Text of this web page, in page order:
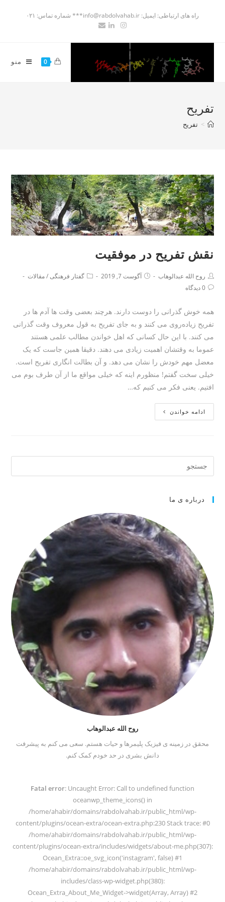
راه های ارتباطی: ایمیل: info@rabdolvahab.ir*** شماره تماس: ۰۲۱
0 منو
تفریح
> تفریح
نقش تفریح در موفقیت
روح الله عبدالوهاب آگوست 7, 2019 گفتار فرهنگی / مقالات
0 دیدگاه
همه خوش گذرانی را دوست دارند. هرچند بعضی وقت ها آدم ها در
تفریح زیاده‌روی می کنند و به جای تفریح به قول معروف وقت گذرانی
می کنند. با این حال کسانی که اهل خواندن مطالب علمی هستند
عموما به وقتشان اهمیت زیادی می دهند. دقیقا همین جاست که یک
معضل مهم خودش را نشان می دهد. و آن بطالت انگاری تفریح است.
خیلی سخت گفتم! منظورم اینه که خیلی مواقع ما از آن طرف بوم می
افتیم. یعنی فکر می کنیم که…
ادامه خواندن
درباره ی ما
روح الله عبدالوهاب
محقق در زمینه ی فیزیک پلیمرها و حیات هستم. سعی می کنم به پیشرفت
دانش بشری در حد خودم کمک کنم.
Fatal error: Uncaught Error: Call to undefined function
oceanwp_theme_icons() in
/home/ahabir/domains/rabdolvahab.ir/public_html/wp-
content/plugins/ocean-extra/ocean-extra.php:230 Stack trace: #0
/home/ahabir/domains/rabdolvahab.ir/public_html/wp-
content/plugins/ocean-extra/includes/widgets/about-me.php(307):
Ocean_Extra::oe_svg_icon('instagram', false) #1
/home/ahabir/domains/rabdolvahab.ir/public_html/wp-
includes/class-wp-widget.php(380):
Ocean_Extra_About_Me_Widget->widget(Array, Array) #2